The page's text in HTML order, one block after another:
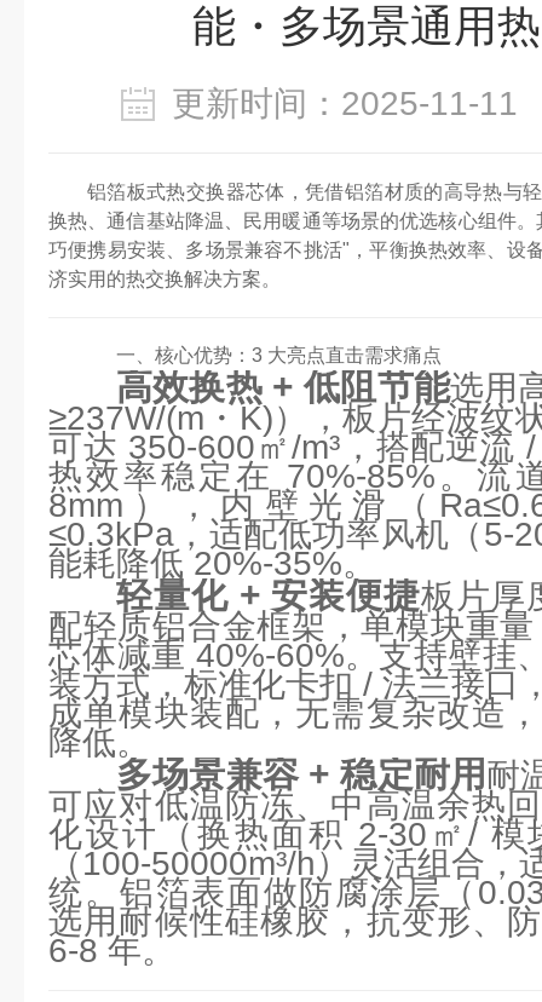
能・多场景通用
更新时间：2025-11-
铝箔板式热交换器芯体，凭借铝箔材质的高导热与
换热、通信基站降温、民用暖通等场景的优选核心组件
巧便携易安装、多场景兼容不挑活"，平衡换热效率、设
济实用的热交换解决方案。
一、核心优势：3 大亮点直击需求痛点
高效换热 + 低阻节能选用
≥237W/(m・K)），板片经波纹
可达 350-600㎡/m³，搭配逆流
热效率稳定在 70%-85%。流
8mm），内壁光滑（
≤0.3kPa，适配低功率风机（5-
能耗降低 20%-35%。
轻量化 + 安装便捷板片厚
配轻质铝合金框架，单模块重
芯体减重 40%-60%。支持壁挂
装方式，标准化卡扣 / 法兰接口
成单模块装配，无需复杂改造
降低。
多场景兼容 + 稳定耐用耐
可应对低温防冻、中高温余热
化设计（换热面积 2-30㎡/ 模
（100-50000m³/h）灵活组合
统。铝箔表面做防腐涂层（
选用耐候性硅橡胶，抗变形、
6-8 年。